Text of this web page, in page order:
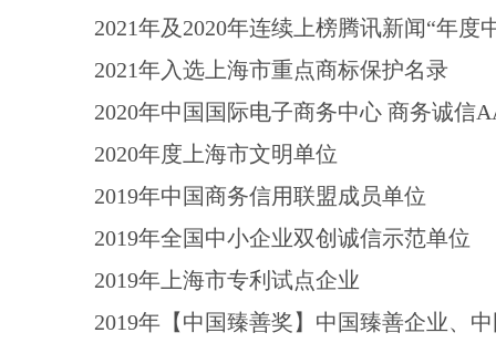
2021年及2020年连续上榜腾讯新闻“年度
2021年入选上海市重点商标保护名录
2020年中国国际电子商务中心 商务诚信
2020年度上海市文明单位
2019年中国商务信用联盟成员单位
2019年全国中小企业双创诚信示范单位
2019年上海市专利试点企业
2019年【中国臻善奖】中国臻善企业、